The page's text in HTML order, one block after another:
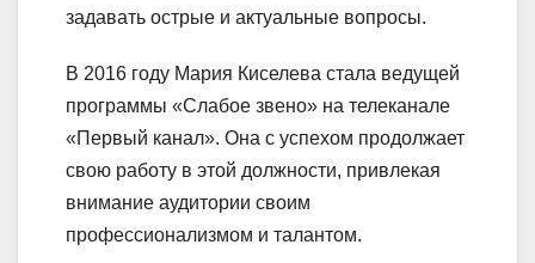
задавать острые и актуальные вопросы.
В 2016 году Мария Киселева стала ведущей
программы «Слабое звено» на телеканале
«Первый канал». Она с успехом продолжает
свою работу в этой должности, привлекая
внимание аудитории своим
профессионализмом и талантом.